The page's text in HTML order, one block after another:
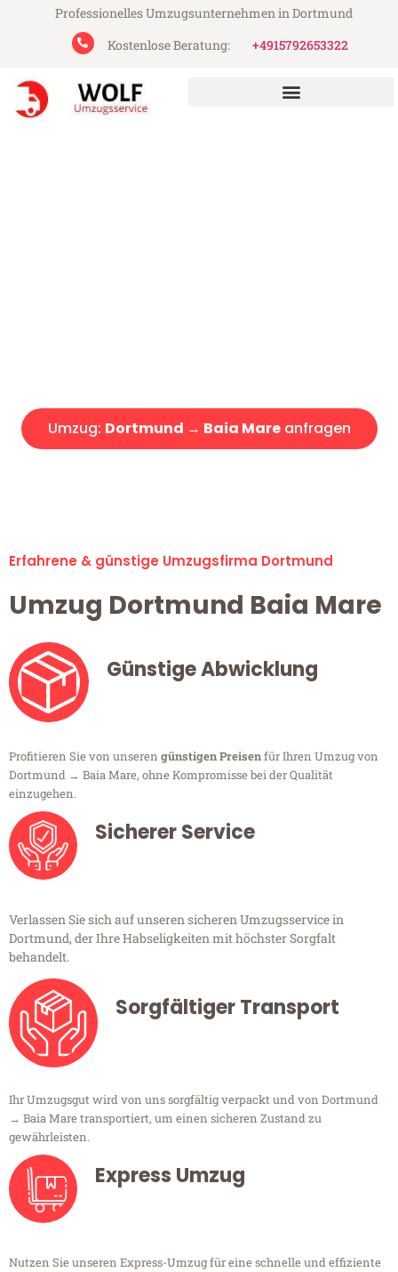
Professionelles Umzugsunternehmen in Dortmund
Kostenlose Beratung:
+4915792653322
Umzug: Dortmund → Baia Mareanfragen
Erfahrene & günstige Umzugsfirma Dortmund
Umzug Dortmund Baia Mare
Günstige Abwicklung
Profitieren Sie von unseren günstigen Preisenfür Ihren Umzug von
Dortmund → Baia Mare, ohne Kompromisse bei der Qualität
einzugehen.
Sicherer Service
Verlassen Sie sich auf unseren sicheren Umzugsservice in
Dortmund, der Ihre Habseligkeiten mit höchster Sorgfalt
behandelt.
Sorgfältiger Transport
Ihr Umzugsgut wird von uns sorgfältig verpackt und von Dortmund
→ Baia Mare transportiert, um einen sicheren Zustand zu
gewährleisten.
Express Umzug
Nutzen Sie unseren Express-Umzug für eine schnelle und effiziente